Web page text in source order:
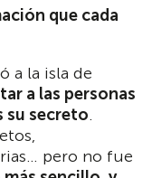
que cada
a la isla de
a las personas
su secreto.
pero no fue